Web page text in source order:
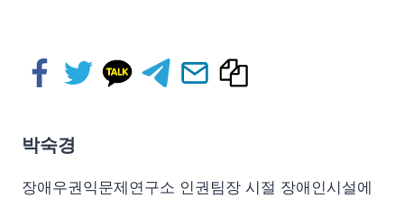
박숙경
장애우권익문제연구소 인권팀장 시절 장애인시설에